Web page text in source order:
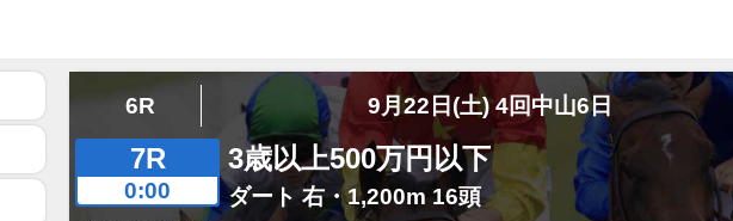
6R 9月22日(土) 4回中山6日
7R
0:00
3歳以上500万円以下
ダート 右・1,200m 16頭